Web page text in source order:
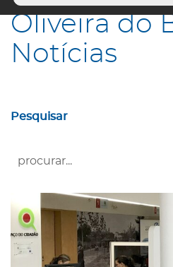
Oliveira do
Notícias
Pesquisar